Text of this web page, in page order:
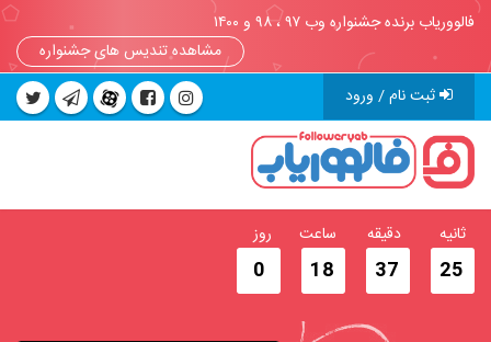
فالووریاب برنده جشنواره وب ۹۷ ، ۹۸ و ۱۴۰۰
مشاهده تندیس های جشنواره
ثبت نام / ورود
25
ثانیه
37
دقیقه
18
ساعت
0
روز